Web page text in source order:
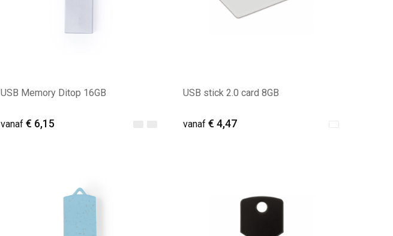
USB Memory Ditop 16GB
vanaf€ 6,15
Minimale afname: 14
USB stick 2.0 card 8GB
vanaf € 4,47